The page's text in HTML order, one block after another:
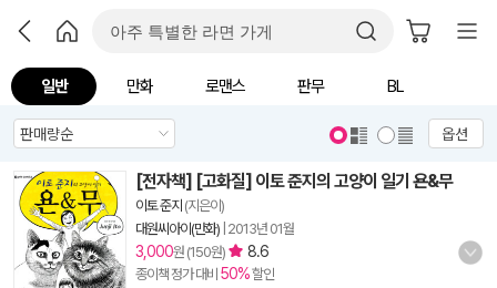
일반 만화 로맨스 판무 BL
옵션
[전자책] [고화질] 이토 준지의 고양이 일기 욘&무
이토 준지 (지은이)
대원씨아이(만화) 2013년 01월
3,000원 (150원) 8.6
종이책 정가 대비 50%할인